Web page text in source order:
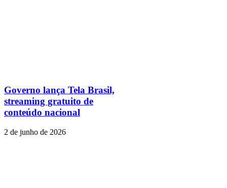
Governo lança Tela Brasil,
streaming gratuito de
conteúdo nacional
2 de junho de 2026